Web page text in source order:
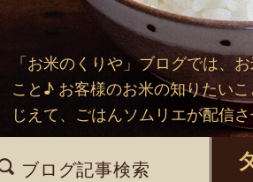
「お米のくりや」ブログでは、
こと♪ お客様のお米の知りたい
じえて、ごはんソムリエが配信
ブログ記事検索